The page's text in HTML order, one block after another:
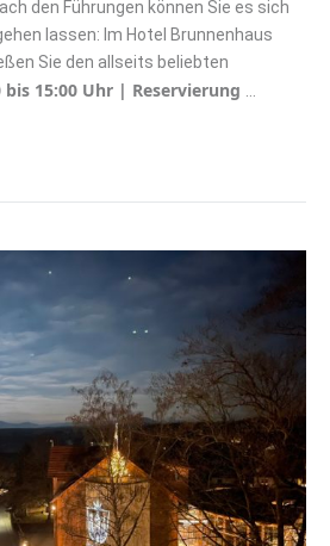
den Führungen können Sie es sich
lassen: Im Hotel Brunnenhaus
Sie den allseits beliebten
bis 15:00 Uhr | Reservierung …